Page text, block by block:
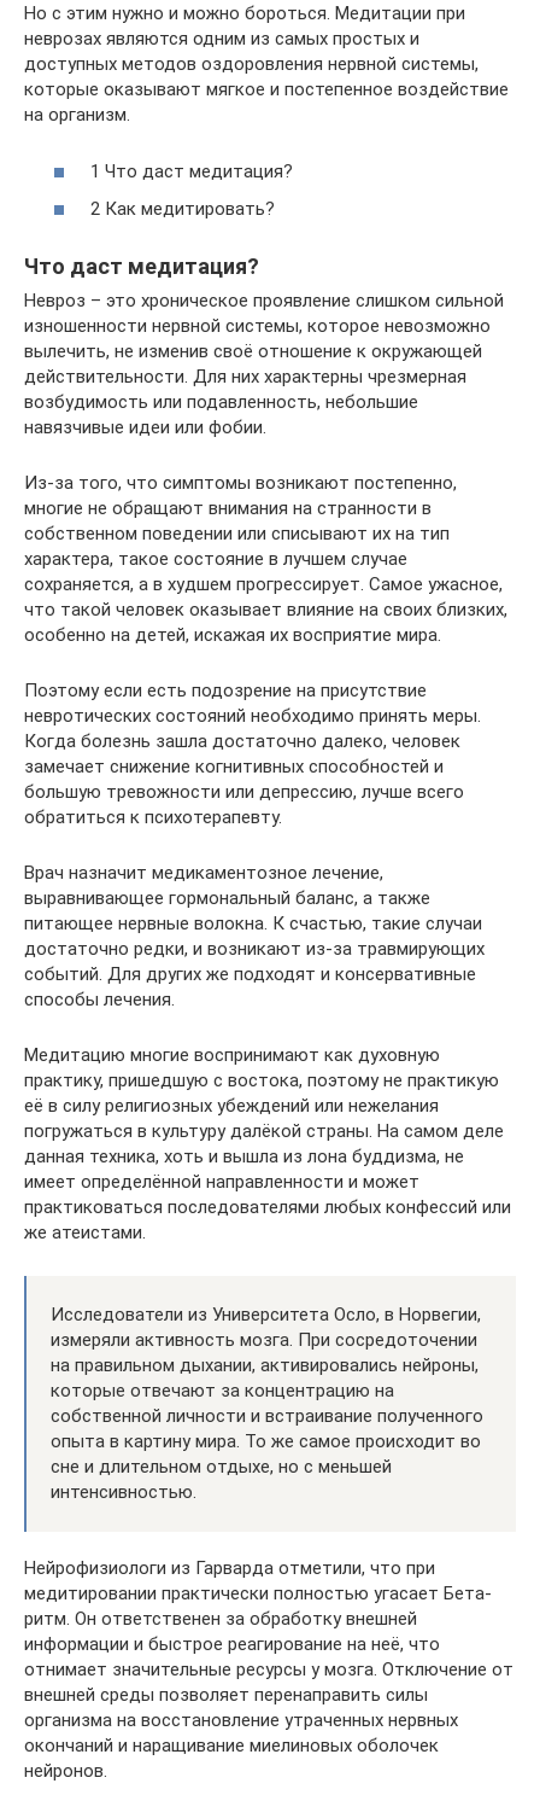
Но с этим нужно и можно бороться. Медитации при
неврозах являются одним из самых простых и
доступных методов оздоровления нервной системы,
которые оказывают мягкое и постепенное воздействие
на организм.
1 Что даст медитация?
2 Как медитировать?
Что даст медитация?
Невроз – это хроническое проявление слишком сильной
изношенности нервной системы, которое невозможно
вылечить, не изменив своё отношение к окружающей
действительности. Для них характерны чрезмерная
возбудимость или подавленность, небольшие
навязчивые идеи или фобии.
Из-за того, что симптомы возникают постепенно,
многие не обращают внимания на странности в
собственном поведении или списывают их на тип
характера, такое состояние в лучшем случае
сохраняется, а в худшем прогрессирует. Самое ужасное,
что такой человек оказывает влияние на своих близких,
особенно на детей, искажая их восприятие мира.
Поэтому если есть подозрение на присутствие
невротических состояний необходимо принять меры.
Когда болезнь зашла достаточно далеко, человек
замечает снижение когнитивных способностей и
большую тревожности или депрессию, лучше всего
обратиться к психотерапевту.
Врач назначит медикаментозное лечение,
выравнивающее гормональный баланс, а также
питающее нервные волокна. К счастью, такие случаи
достаточно редки, и возникают из-за травмирующих
событий. Для других же подходят и консервативные
способы лечения.
Медитацию многие воспринимают как духовную
практику, пришедшую с востока, поэтому не практикую
её в силу религиозных убеждений или нежелания
погружаться в культуру далёкой страны. На самом деле
данная техника, хоть и вышла из лона буддизма, не
имеет определённой направленности и может
практиковаться последователями любых конфессий или
же атеистами.
Исследователи из Университета Осло, в Норвегии,
измеряли активность мозга. При сосредоточении
на правильном дыхании, активировались нейроны,
которые отвечают за концентрацию на
собственной личности и встраивание полученного
опыта в картину мира. То же самое происходит во
сне и длительном отдыхе, но с меньшей
интенсивностью.
Нейрофизиологи из Гарварда отметили, что при
медитировании практически полностью угасает Бета-
ритм. Он ответственен за обработку внешней
информации и быстрое реагирование на неё, что
отнимает значительные ресурсы у мозга. Отключение от
внешней среды позволяет перенаправить силы
организма на восстановление утраченных нервных
окончаний и наращивание миелиновых оболочек
нейронов.